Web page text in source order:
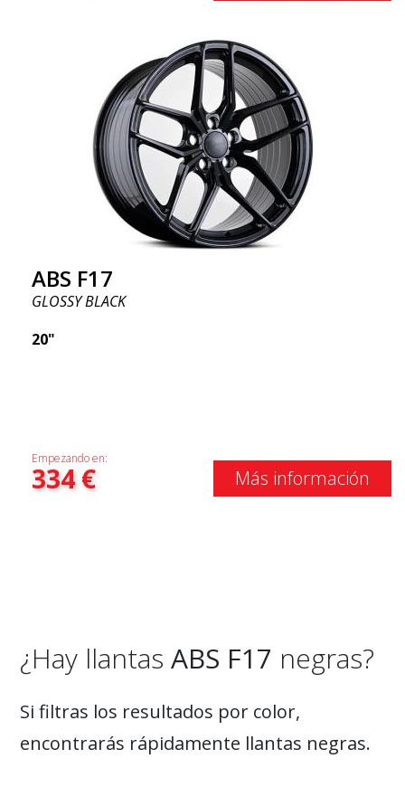
ABS F17
GLOSSY BLACK
20"
Empezando en:
334€ Más información
¿Hay llantas ABS F17 negras?
Si filtras los resultados por color,
encontrarás rápidamente llantas negras.